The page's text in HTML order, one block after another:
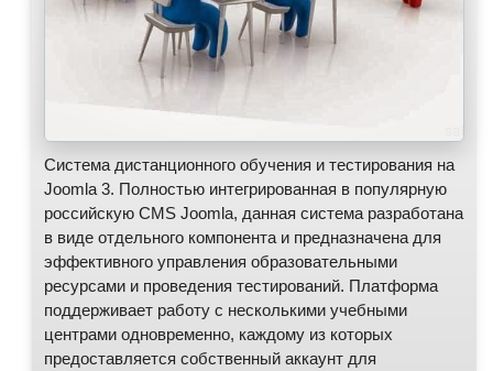
Система дистанционного обучения и тестирования на
Joomla 3. Полностью интегрированная в популярную
российскую CMS Joomla, данная система разработана
в виде отдельного компонента и предназначена для
эффективного управления образовательными
ресурсами и проведения тестирований. Платформа
поддерживает работу с несколькими учебными
центрами одновременно, каждому из которых
предоставляется собственный аккаунт для